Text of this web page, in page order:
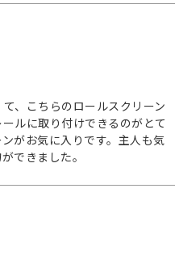
、こちらのロールスクリーン
ルに取り付けできるのがとて
がお気に入りです。主人も気
できました。